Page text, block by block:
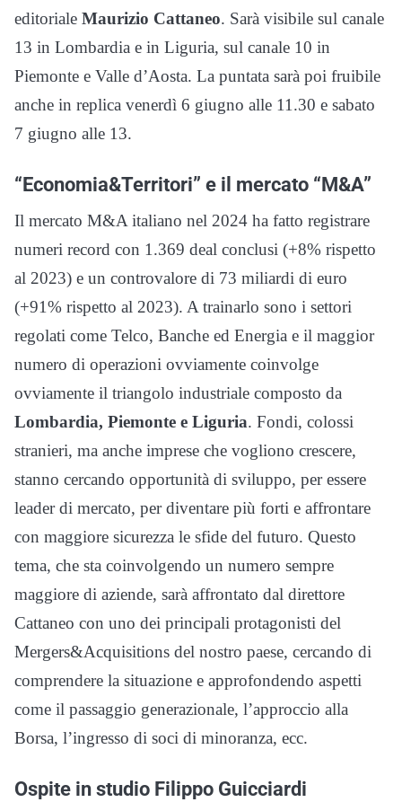
editoriale Maurizio Cattaneo. Sarà visibile sul canale
13 in Lombardia e in Liguria, sul canale 10 in
Piemonte e Valle d’Aosta. La puntata sarà poi fruibile
anche in replica venerdì 6 giugno alle 11.30 e sabato
7 giugno alle 13.
“Economia&Territori” e il mercato “M&A”
Il mercato M&A italiano nel 2024 ha fatto registrare
numeri record con 1.369 deal conclusi (+8% rispetto
al 2023) e un controvalore di 73 miliardi di euro
(+91% rispetto al 2023). A trainarlo sono i settori
regolati come Telco, Banche ed Energia e il maggior
numero di operazioni ovviamente coinvolge
ovviamente il triangolo industriale composto da
Lombardia, Piemonte e Liguria. Fondi, colossi
stranieri, ma anche imprese che vogliono crescere,
stanno cercando opportunità di sviluppo, per essere
leader di mercato, per diventare più forti e affrontare
con maggiore sicurezza le sfide del futuro. Questo
tema, che sta coinvolgendo un numero sempre
maggiore di aziende, sarà affrontato dal direttore
Cattaneo con uno dei principali protagonisti del
Mergers&Acquisitions del nostro paese, cercando di
comprendere la situazione e approfondendo aspetti
come il passaggio generazionale, l’approccio alla
Borsa, l’ingresso di soci di minoranza, ecc.
Ospite in studio Filippo Guicciardi